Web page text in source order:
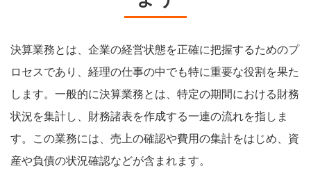
決算業務とは、企業の経営状態を正確に把握するためのプ
ロセスであり、経理の仕事の中でも特に重要な役割を果た
します。一般的に決算業務とは、特定の期間における財務
状況を集計し、財務諸表を作成する一連の流れを指しま
す。この業務には、売上の確認や費用の集計をはじめ、資
産や負債の状況確認などが含まれます。